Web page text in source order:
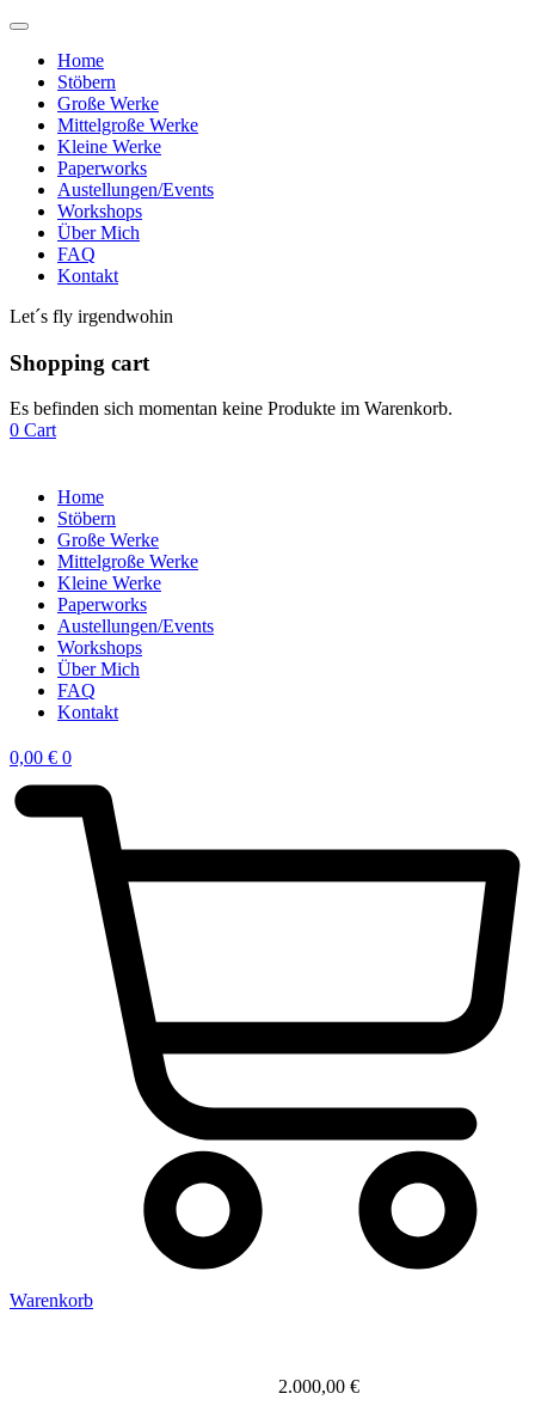
Home
Stöbern
Große Werke
Mittelgroße Werke
Kleine Werke
Paperworks
Austellungen/Events
Workshops
Über Mich
FAQ
Kontakt
Let´s fly irgendwohin
Shopping cart
Es befinden sich momentan keine Produkte im Warenkorb.
0 Cart
Home
Stöbern
Große Werke
Mittelgroße Werke
Kleine Werke
Paperworks
Austellungen/Events
Workshops
Über Mich
FAQ
Kontakt
0,00 € 0
Warenkorb
2.000,00 €